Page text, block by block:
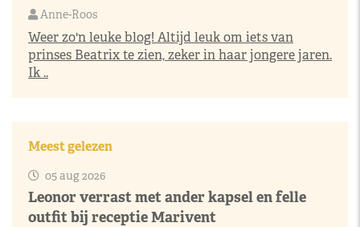
Anne-Roos
Weer zo'n leuke blog! Altijd leuk om iets van
prinses Beatrix te zien, zeker in haar jongere jaren.
Ik ..
Meest gelezen
05 aug 2026
Leonor verrast met ander kapsel en felle
outfit bij receptie Marivent